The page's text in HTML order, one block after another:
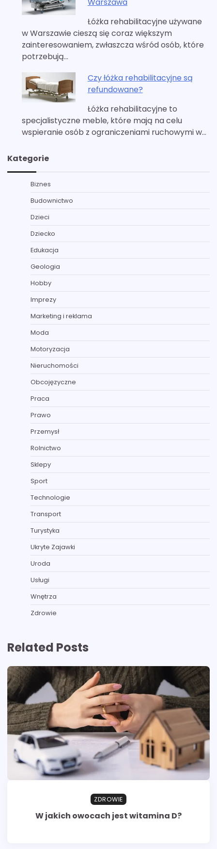
Warszawa
Łóżka rehabilitacyjne używane
w Warszawie cieszą się coraz większym
zainteresowaniem, zwłaszcza wśród osób, które
potrzebują…
Czy łóżka rehabilitacyjne są
refundowane?
Łóżka rehabilitacyjne to
specjalistyczne meble, które mają na celu
wspieranie osób z ograniczeniami ruchowymi w…
Kategorie
Biznes
Budownictwo
Dzieci
Dziecko
Edukacja
Geologia
Hobby
Imprezy
Marketing i reklama
Moda
Motoryzacja
Nieruchomości
Obcojęzyczne
Praca
Prawo
Przemysł
Rolnictwo
Sklepy
Sport
Technologie
Transport
Turystyka
Ukryte Zajawki
Uroda
Usługi
Wnętrza
Zdrowie
Related Posts
ZDROWIE
W jakich owocach jest witamina D?